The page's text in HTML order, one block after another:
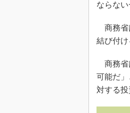
ならな
商務省
結び付け
商務省
可能だ
対する